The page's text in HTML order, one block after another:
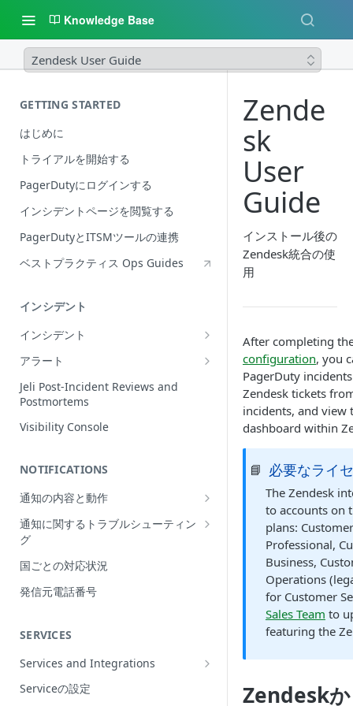
Knowledge Base
Zendesk User Guide
GETTING STARTED
はじめに
トライアルを開始する
PagerDutyにログインする
インシデントページを閲覧する
PagerDutyとITSMツールの連携
ベストプラクティス Ops Guides
インシデント
インシデント
Incidentの編集
インシデントの再割当て
（Reassign）
インシデントの再開（Reopen）
Incident Roles
Incident Tasks
Incident Types
インシデントが作成されない理由
Conference Bridge
アラート
Alerts Table
Jeli Post-Incident Reviews and
Postmortems
Visibility Console
NOTIFICATIONS
通知の内容と動作
Push Notifications
Email Notifications
電話通知
Phone Notification Disclosures
SMS Notifications
WhatsApp Notification
通知に関するトラブルシューティン
グ
想定される通知の動作
プッシュ通知のトラブルシューティ
ング
グ
電話通知のトラブルシューティング
SMS通知のトラブルシューティング
国ごとの対応状況
発信元電話番号
SERVICES
Services and Integrations
Service Directory
Serviceの設定
Zende
sk
User
Guide
インストール後の
Zendesk統合の使
用
After completing
configuration, you
PagerDuty
Zendesk tickets
incidents, and view
dashboard within
📘 必要なライ
The Zendesk
to accounts on
plans:
Professional,
Business,
Operations
for Customer
Sales Team to
featuring the
Zendesk